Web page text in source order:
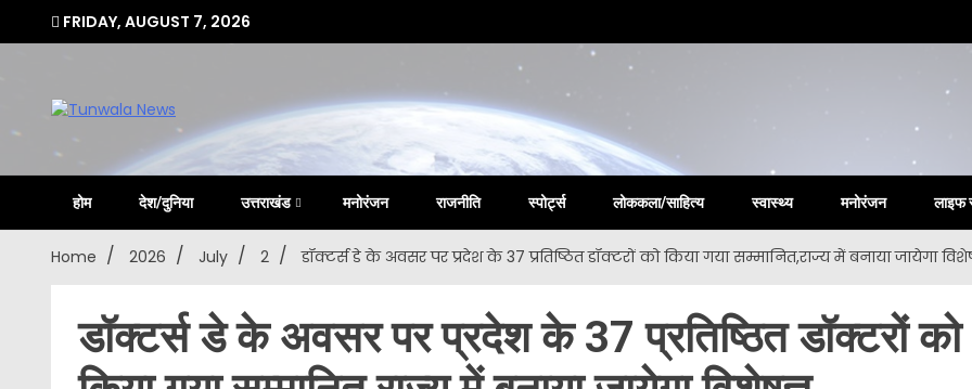
FRIDAY, AUGUST 7, 2026
Tunwala
Uttarakhand Hindi News Portal
होम देश/दुनिया उत्तराखंड मनोरंजन राजनीति स्पोर्ट्स लोककला/साहित्य स्वास्थ्य मनोरंजन लाइफ
Home 2026 July 2 डॉक्टर्स डे के अवसर पर प्रदेश के 37 प्रतिष्ठित डॉक्टरों को किया गया सम्मानित,राज्य में बनाया जायेगा
डॉक्टर्स डे के अवसर पर प्रदेश के 37 प्रतिष्ठित डॉक्टरों को